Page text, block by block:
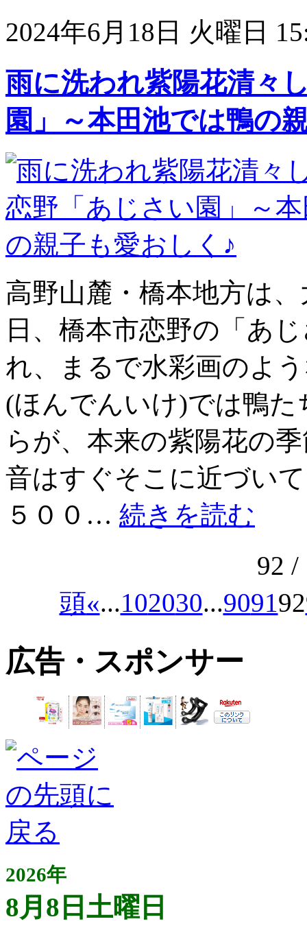
2024年6月18日 火曜日
雨に洗われ紫陽花清々
園」～本田池では鴨の
高野山麓・橋本地方は
日、橋本市恋野の「あ
れ、まるで水彩画のよ
(ほんでんいけ)では鴨
らが、本来の紫陽花の
音はすぐそこに近づい
５００… 続きを読む
92 /
頭«...102030...909192
広告・スポンサー
2026年
8月8日土曜日